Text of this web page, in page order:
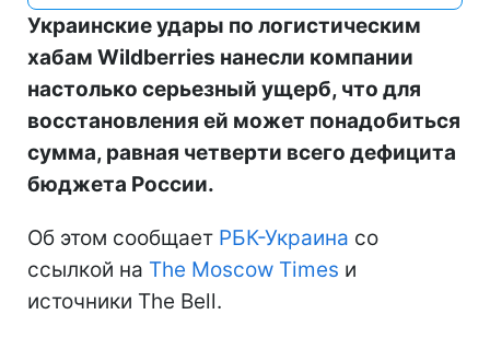
Украинские удары по логистическим
хабам Wildberries нанесли компании
настолько серьезный ущерб, что для
восстановления ей может понадобиться
сумма, равная четверти всего дефицита
бюджета России.
Об этом сообщает РБК-Украина со
ссылкой на The Moscow Times и
источники The Bell.